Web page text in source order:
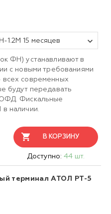
1.2М 15 месяцев
ФН) устанавливают в
с новыми требованиями
современных
будут передавать
Фискальные
наличии.
В КОРЗИНУ
Доступно: 44 шт.
терминал АТОЛ PT-5